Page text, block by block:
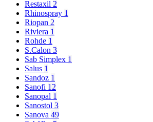
Restaxil 2
Rhinospray 1
Riopan 2
Riviera 1
Rohde 1
S.Calon 3
Sab Simplex 1
Salus 1
Sandoz 1
Sanofi 12
Sanopal 1
Sanostol 3
Sanova 49